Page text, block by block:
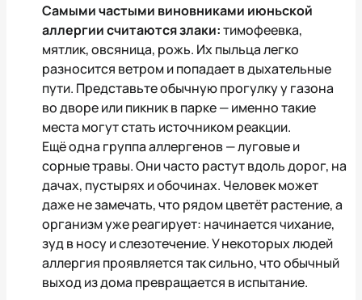
Самыми частыми виновниками июньской
аллергии считаются злаки:тимофеевка,
мятлик, овсяница, рожь. Их пыльца легко
разносится ветром и попадает в дыхательные
пути. Представьте обычную прогулку у газона
во дворе или пикник в парке — именно такие
места могут стать источником реакции.
Ещё одна группа аллергенов — луговые и
сорные травы. Они часто растут вдоль дорог, на
дачах, пустырях и обочинах. Человек может
даже не замечать, что рядом цветёт растение, а
организм уже реагирует: начинается чихание,
зуд в носу и слезотечение. У некоторых людей
аллергия проявляется так сильно, что обычный
выход из дома превращается в испытание.